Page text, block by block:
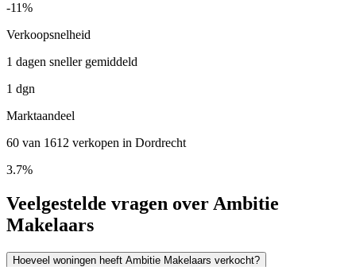
-11%
Verkoopsnelheid
1 dagen sneller gemiddeld
1 dgn
Marktaandeel
60 van 1612 verkopen in Dordrecht
3.7%
Veelgestelde vragen over Ambitie
Makelaars
Hoeveel woningen heeft Ambitie Makelaars verkocht?